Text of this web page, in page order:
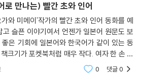
때가 그리웠습니다. 그리고 외톨이가 되어
린다고 생각하니, 더 이상 가만히 있을 수 없
만나는) 빨간 초와 인어
와 미메이'작가의 빨간 초와 인어 동화를 예
슬픈 이야기여서 언젠가 일본어 원문도 보
은 기회에 일본어와 한국어가 같이 있는 동
크기가 포켓북처럼 매우 작다. 여자 한 손 정
백에 넣고 틈틈히 읽어도 좋을만큼 휴대성이
0 댓글0